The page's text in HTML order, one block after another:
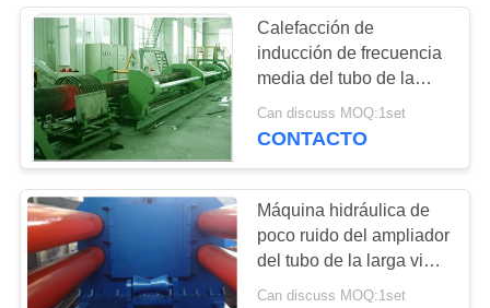
tubo sin soldadura
que hace la
máquina
4
Calefacción de
inducción de frecuencia
media del tubo de la
máquina conveniente
eficiente del ampliador
Can discuss MOQ:1set
CONTACTO
Máquina hidráulica de
poco ruido del ampliador
del tubo de la larga vida
con alto rendimiento
Can discuss MOQ:1set